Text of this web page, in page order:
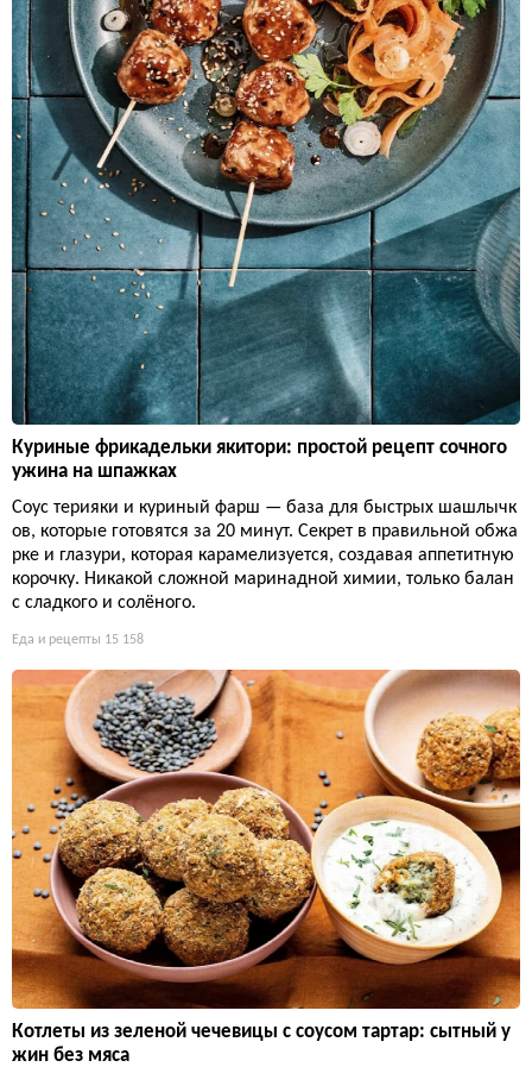
Куриные фрикадельки якитори: простой рецепт сочного
ужина на шпажках
Соус терияки и куриный фарш — база для быстрых шашлычк
ов, которые готовятся за 20 минут. Секрет в правильной обжа
рке и глазури, которая карамелизуется, создавая аппетитную
корочку. Никакой сложной маринадной химии, только балан
с сладкого и солёного.
Еда и рецепты 15 158
Котлеты из зеленой чечевицы с соусом тартар: сытный у
жин без мяса